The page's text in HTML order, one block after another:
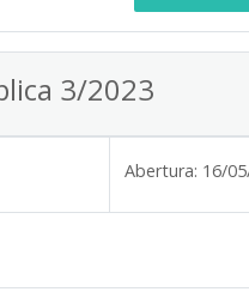
3/2023
Abertura: 16/